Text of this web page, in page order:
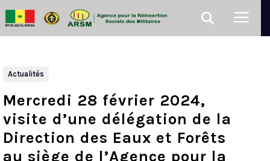
Actualités
Mercredi 28 février 2024,
visite d’une délégation de la
Direction des Eaux et Forêts
au siège de l’Agence pour la